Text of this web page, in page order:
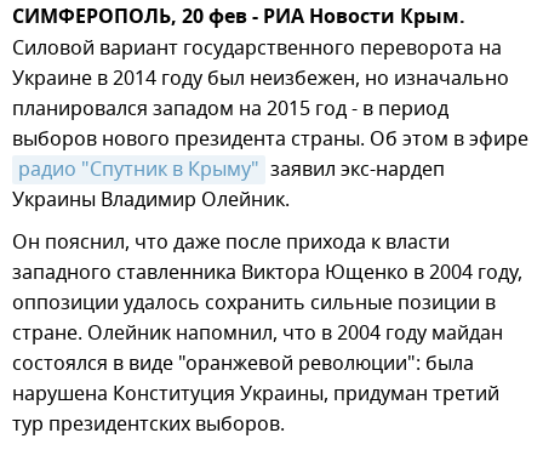
СИМФЕРОПОЛЬ, 20 фев - РИА Новости Крым.
Силовой вариант государственного переворота на
Украине в 2014 году был неизбежен, но изначально
планировался западом на 2015 год - в период
выборов нового президента страны. Об этом в эфире
радио "Спутник в Крыму" заявил экс-нардеп
Украины Владимир Олейник.
Он пояснил, что даже после прихода к власти
западного ставленника Виктора Ющенко в 2004 году,
оппозиции удалось сохранить сильные позиции в
стране. Олейник напомнил, что в 2004 году майдан
состоялся в виде "оранжевой революции": была
нарушена Конституция Украины, придуман третий
тур президентских выборов.